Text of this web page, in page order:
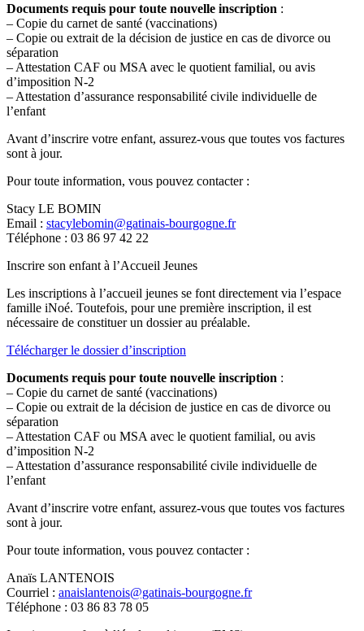
Documents requis pour toute nouvelle inscription :
– Copie du carnet de santé (vaccinations)
– Copie ou extrait de la décision de justice en cas de divorce ou
séparation
– Attestation CAF ou MSA avec le quotient familial, ou avis
d’imposition N-2
– Attestation d’assurance responsabilité civile individuelle de
l’enfant
Avant d’inscrire votre enfant, assurez-vous que toutes vos factures
sont à jour.
Pour toute information, vous pouvez contacter :
Stacy LE BOMIN
Email : stacylebomin@gatinais-bourgogne.fr
Téléphone : 03 86 97 42 22
Inscrire son enfant à l’Accueil Jeunes
Les inscriptions à l’accueil jeunes se font directement via l’espace
famille iNoé. Toutefois, pour une première inscription, il est
nécessaire de constituer un dossier au préalable.
Télécharger le dossier d’inscription
Documents requis pour toute nouvelle inscription :
– Copie du carnet de santé (vaccinations)
– Copie ou extrait de la décision de justice en cas de divorce ou
séparation
– Attestation CAF ou MSA avec le quotient familial, ou avis
d’imposition N-2
– Attestation d’assurance responsabilité civile individuelle de
l’enfant
Avant d’inscrire votre enfant, assurez-vous que toutes vos factures
sont à jour.
Pour toute information, vous pouvez contacter :
Anaïs LANTENOIS
Courriel : anaislantenois@gatinais-bourgogne.fr
Téléphone : 03 86 83 78 05